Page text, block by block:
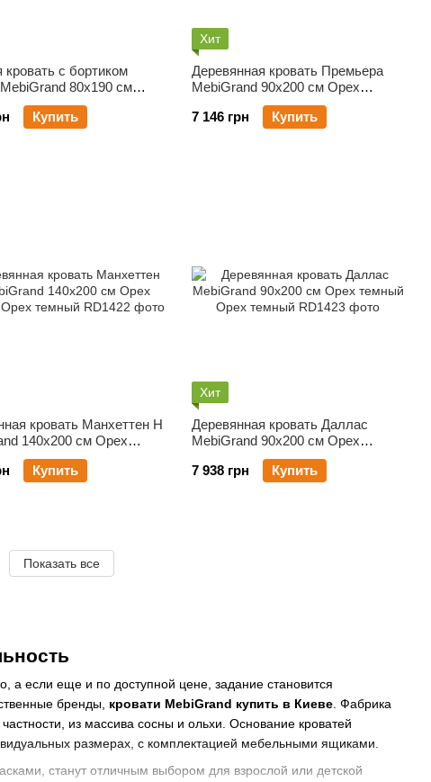
кровать с бортиком
80х190 см
Купить
Хит
Деревянная кровать Премьера
MebiGrand 90х200 см Орех
7 146 грн
Купить
кровать Манхеттен Н
140х200 см Орех
Купить
Хит
Деревянная кровать Даллас
MebiGrand 90х200 см Орех
7 938 грн
Купить
Показать все
а если еще и по доступной цене, задание становится
бренды, кровати MebiGrand купить в Киеве . Фабрика
из массива сосны и ольхи. Основание кроватей
размерах, с комплектацией мебельными ящиками.
станут отличным выбором для взрослой или детской